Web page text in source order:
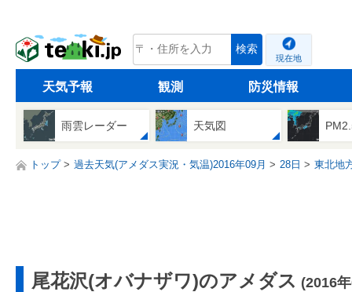
tenki.jp 検索
現在地
天気予報 観測 防災情報
雨雲レーダー 天気図
トップ 過去天気(アメダス実況・気温)2016年09月 28日 東北地
尾花沢(オバナザワ)のアメダス (2016